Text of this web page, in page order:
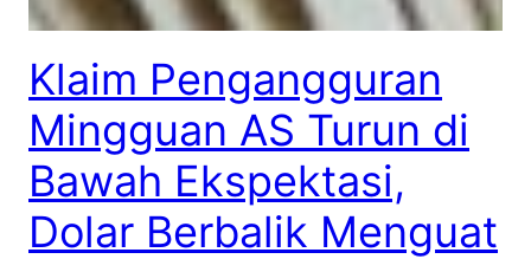
Klaim Pengangguran
Mingguan AS Turun di
Bawah Ekspektasi,
Dolar Berbalik Menguat